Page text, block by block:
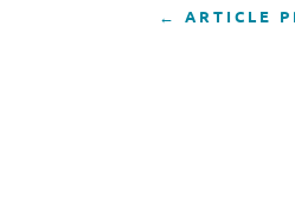
←ARTICLE